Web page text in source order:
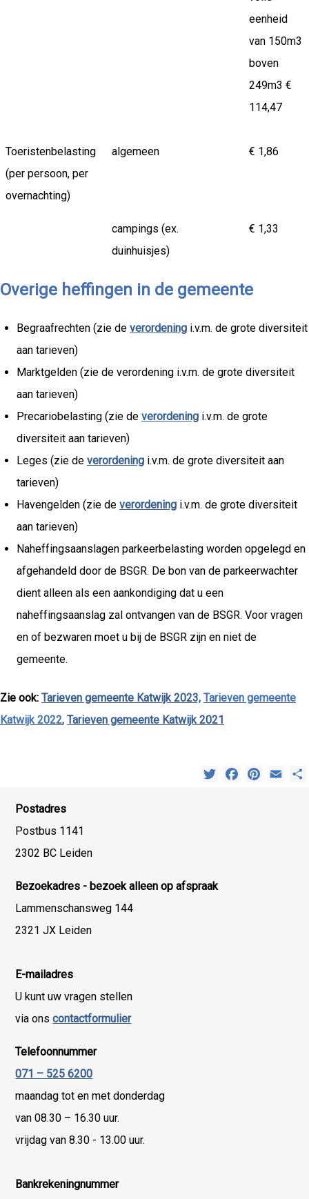
eenheid
van 150m3
boven
249m3 €
114,47
Toeristenbelasting
(per persoon, per
overnachting)
algemeen € 1,86
campings (ex.
duinhuisjes)
€ 1,33
Overige heffingen in de gemeente
Begraafrechten (zie de verordening i.v.m. de grote diversiteit
aan tarieven)
Marktgelden (zie de verordening i.v.m. de grote diversiteit
aan tarieven)
Precariobelasting (zie de verordening i.v.m. de grote
diversiteit aan tarieven)
Leges (zie de verordening i.v.m. de grote diversiteit aan
tarieven)
Havengelden (zie de verordening i.v.m. de grote diversiteit
aan tarieven)
Naheffingsaanslagen parkeerbelasting worden opgelegd en
afgehandeld door de BSGR. De bon van de parkeerwachter
dient alleen als een aankondiging dat u een
naheffingsaanslag zal ontvangen van de BSGR. Voor vragen
en of bezwaren moet u bij de BSGR zijn en niet de
gemeente.
Zie ook: Tarieven gemeente Katwijk 2023, Tarieven gemeente
Katwijk 2022, Tarieven gemeente Katwijk 2021
TwitterFacebookPinterest
Postadres
Postbus 1141
2302 BC Leiden
Bezoekadres - bezoek alleen op afspraak
Lammenschansweg 144
2321 JX Leiden
E-mailadres
U kunt uw vragen stellen
via onscontactformulier
Telefoonnummer
071 – 525 6200
maandag tot en met donderdag
van 08.30 – 16.30 uur.
vrijdag van 8.30 - 13.00 uur.
Bankrekeningnummer